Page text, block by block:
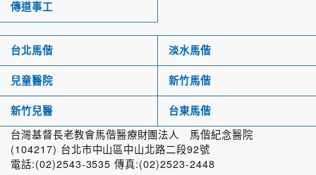
傳道事工
台北馬偕 淡水馬偕
兒童醫院 新竹馬偕
新竹兒醫 台東馬偕
台灣基督長老教會馬偕醫療財團法人 馬偕紀念醫院
(104217) 台北市中山區中山北路二段92號
電話:(02)2543-3535 傳真:(02)2523-2448